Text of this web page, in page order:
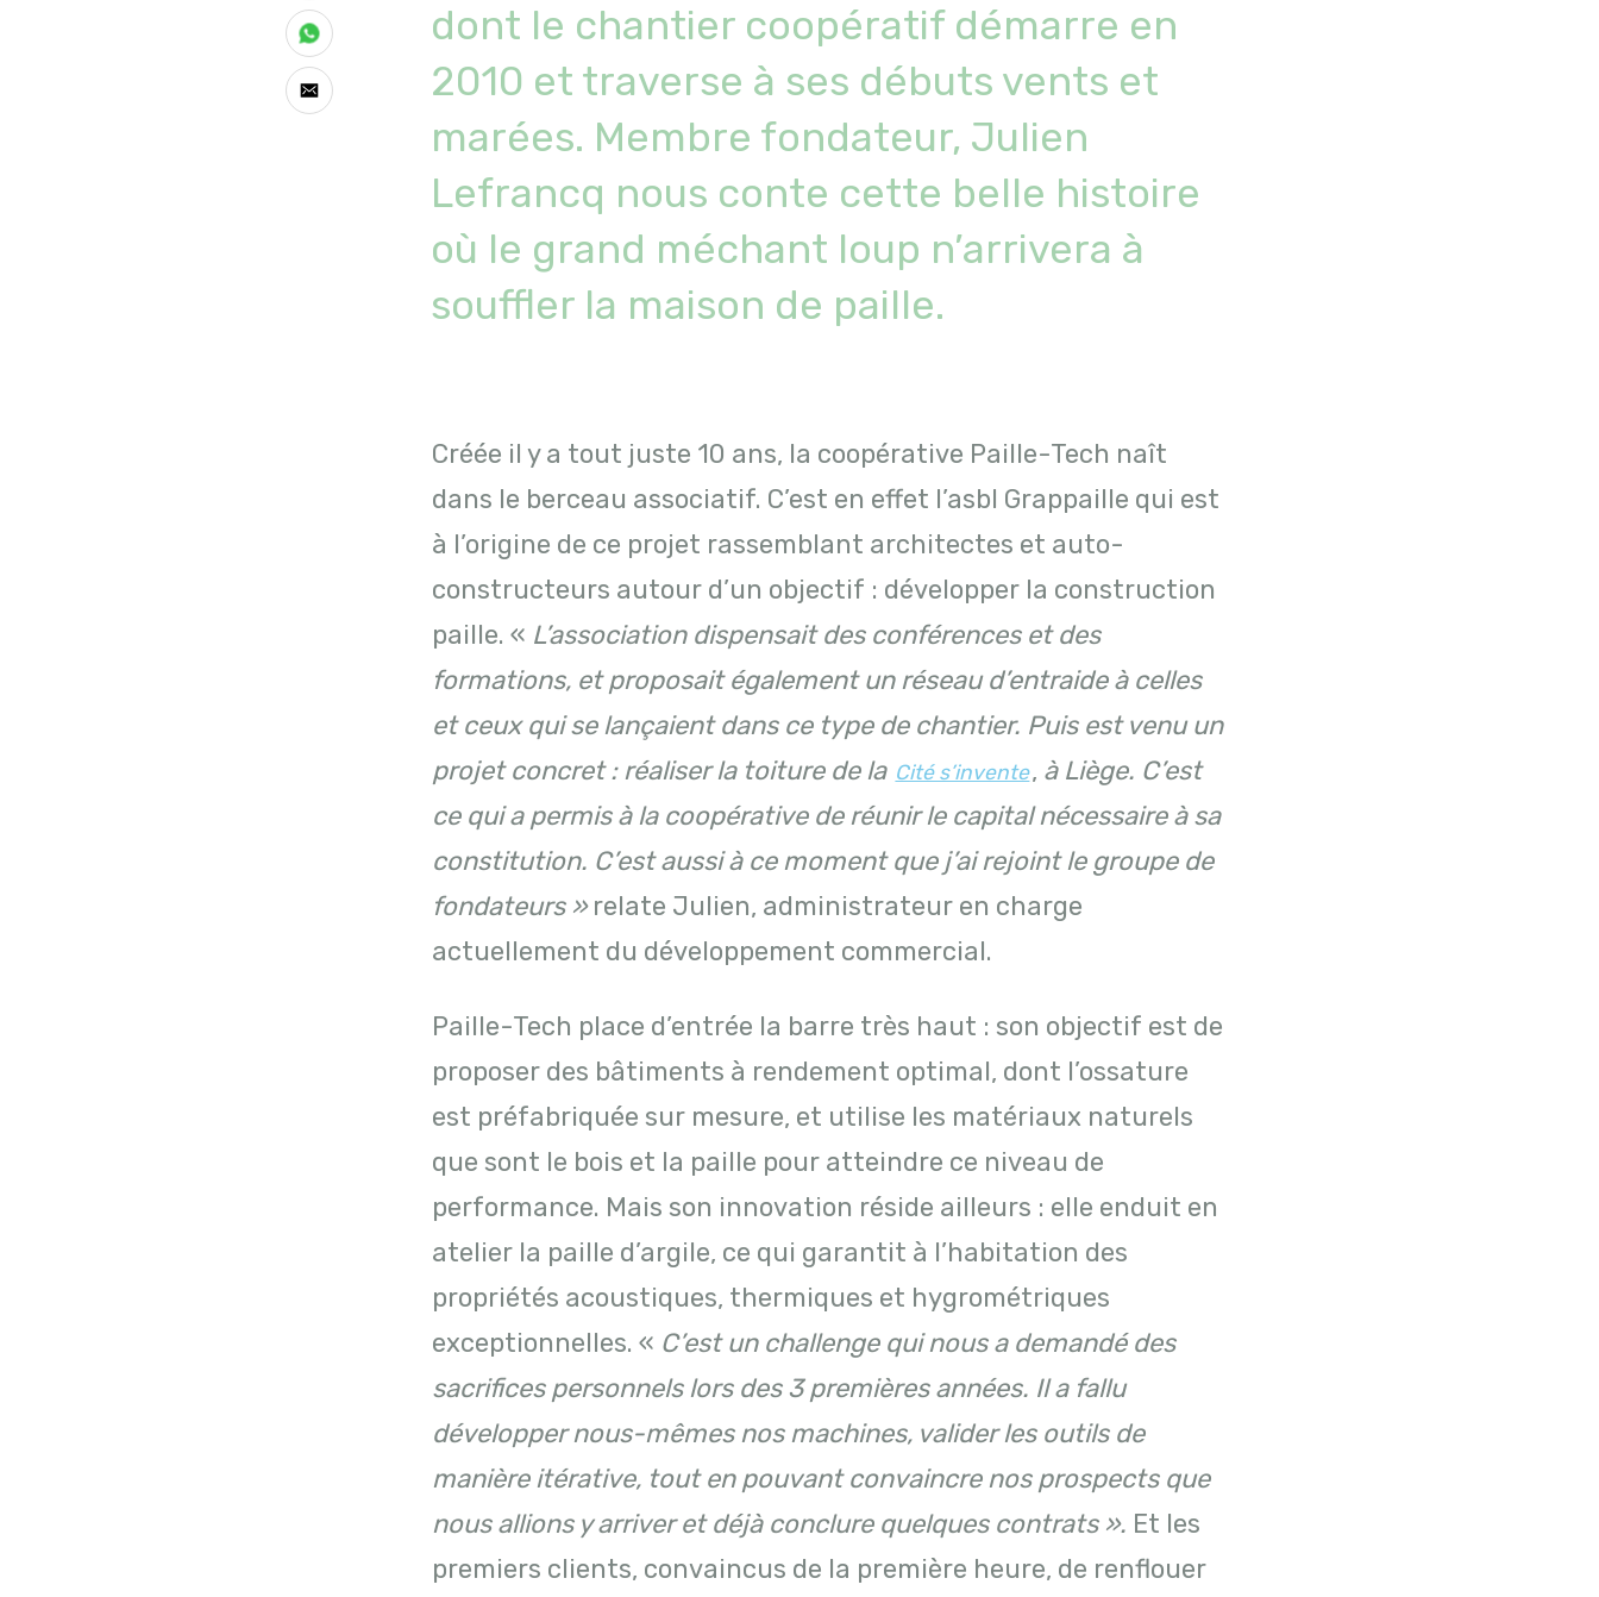
dont le chantier coopératif démarre en
2010 et traverse à ses débuts vents et
marées. Membre fondateur, Julien
Lefrancq nous conte cette belle histoire
où le grand méchant loup n’arrivera à
souffler la maison de paille.
Créée il y a tout juste 10 ans, la coopérative Paille-Tech naît
dans le berceau associatif. C’est en effet l’asbl Grappaille qui est
à l’origine de ce projet rassemblant architectes et auto-
constructeurs autour d’un objectif : développer la construction
paille. « L’association dispensait des conférences et des
formations, et proposait également un réseau d’entraide à celles
et ceux qui se lançaient dans ce type de chantier. Puis est venu un
projet concret : réaliser la toiture de la Cité s’invente, à Liège. C’est
ce qui a permis à la coopérative de réunir le capital nécessaire à sa
constitution. C’est aussi à ce moment que j’ai rejoint le groupe de
fondateurs »relate Julien, administrateur en charge
actuellement du développement commercial.
Paille-Tech place d’entrée la barre très haut : son objectif est de
proposer des bâtiments à rendement optimal, dont l’ossature
est préfabriquée sur mesure, et utilise les matériaux naturels
que sont le bois et la paille pour atteindre ce niveau de
performance. Mais son innovation réside ailleurs : elle enduit en
atelier la paille d’argile, ce qui garantit à l’habitation des
propriétés acoustiques, thermiques et hygrométriques
exceptionnelles. « C’est un challenge qui nous a demandé des
sacrifices personnels lors des 3 premières années. Il a fallu
développer nous-mêmes nos machines, valider les outils de
manière itérative, tout en pouvant convaincre nos prospects que
nous allions y arriver et déjà conclure quelques contrats ». Et les
premiers clients, convaincus de la première heure, de renflouer